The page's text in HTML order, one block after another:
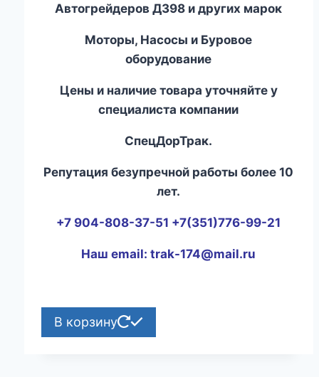
Автогрейдеров ДЗ98 и других марок
Моторы, Насосы и Буровое
оборудование
Цены и наличие товара уточняйте у
специалиста компании
СпецДорТрак.
Репутация безупречной работы более 10
лет.
+7 904-808-37-51 +7(351)776-99-21
Наш email:trak-174@mail.ru
В корзину